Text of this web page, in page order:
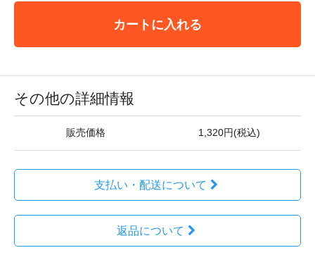
カートに入れる
その他の詳細情報
販売価格 1,320円(税込)
支払い・配送について
返品について